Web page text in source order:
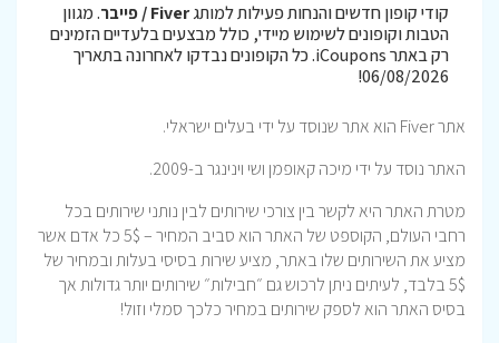
קודי קופון חדשים והנחות פעילות למותגFiver / פייבר
. מגוון
הטבות וקופונים לשימוש מיידי, כולל מבצעים בלעדיים הזמינים
רק באתר iCoupons. כל הקופונים נבדקו לאחרונה בתאריך
06/08/2026!
אתר Fiver הוא אתר שנוסד על ידי בעלים ישראלי.
האתר נוסד על ידי מיכה קאופמן ושי וינינגר ב-2009.
מטרת האתר היא לקשר בין צורכי שירותים לבין נותני שירותים בכל
רחבי העולם, הקוספט של האתר הוא סביב המחיר – 5$ כל אדם אשר
מציע את השירותים שלו באתר, מציע שירות בסיסי בעלות ובמחיר של
5$ בלבד, לעיתים ניתן לרכוש גם ״חבילות״ שירותים יותר גדולות אך
בסיס האתר הוא לספק שירותים במחיר כלכך סמלי וזול!